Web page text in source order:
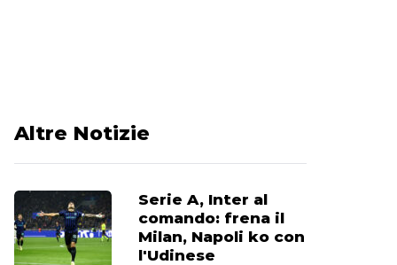
Altre Notizie
Serie A, Inter al
comando: frena il
Milan, Napoli ko con
l'Udinese